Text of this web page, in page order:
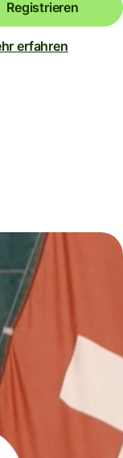
Registrieren
erfahren